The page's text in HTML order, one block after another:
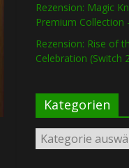
Rezension: Magic
Premium Collection
Rezension: Rise of
Celebration (Switch
Kategorien
Kategorien